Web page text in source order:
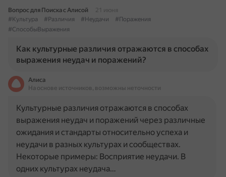
Вопрос для Поиска с Алисой
21 июня
#Культура
#Различия #Неудачи
#Поражения
#СпособыВыражения
Как культурные различия отражаются в способах
выражения неудач и поражений?
Алиса
На основе источников, возможны неточности
Культурные различия отражаются в способах
выражения неудач и поражений через различные
ожидания и стандарты относительно успеха и
неудачи в разных культурах и сообществах.
Некоторые примеры: Восприятие неудачи. В
одних культурах неудача…